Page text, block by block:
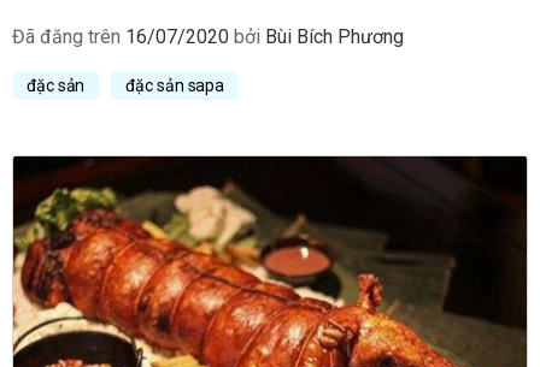
Đã đăng trên 16/07/2020 bởi Bùi Bích Phương
đặc sản đặc sản sapa